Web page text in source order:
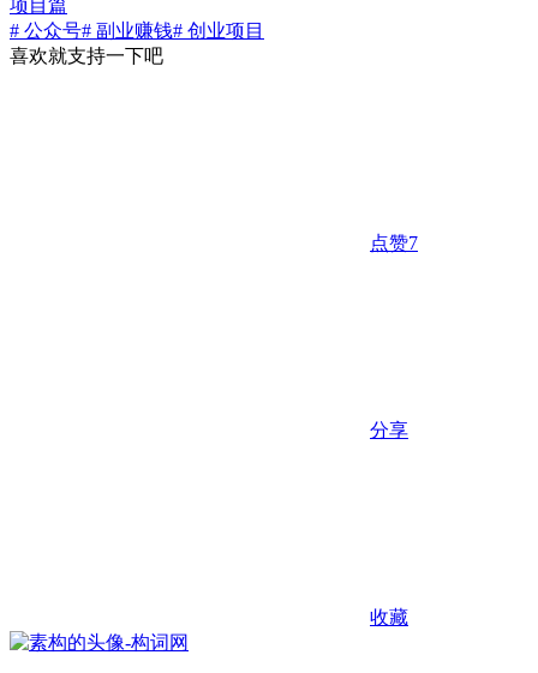
项目篇
# 公众号# 副业赚钱# 创业项目
喜欢就支持一下吧
点赞7
分享
收藏